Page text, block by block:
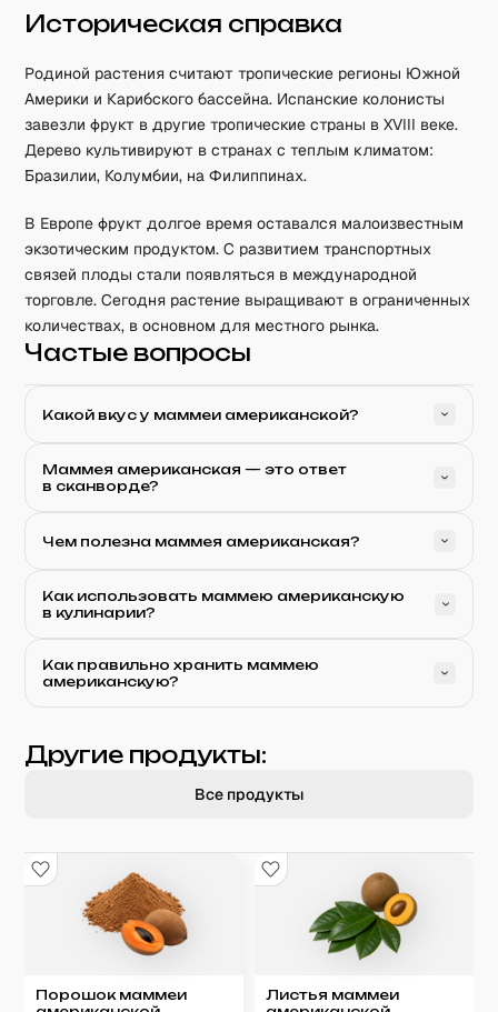
Историческая справка
Родиной растения считают тропические регионы Южной
Америки и Карибского бассейна. Испанские колонисты
завезли фрукт в другие тропические страны в XVIII веке.
Дерево культивируют в странах с теплым климатом:
Бразилии, Колумбии, на Филиппинах.
В Европе фрукт долгое время оставался малоизвестным
экзотическим продуктом. С развитием транспортных
связей плоды стали появляться в международной
торговле. Сегодня растение выращивают в ограниченных
количествах, в основном для местного рынка.
Частые вопросы
Какой вкус у маммеи американской?
Маммея американская — это ответ
в сканворде?
Чем полезна маммея американская?
Как использовать маммею американскую
в кулинарии?
Как правильно хранить маммею
американскую?
Другие продукты:
Все продукты
Порошок маммеи
Листья маммеи